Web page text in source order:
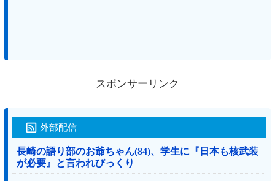
スポンサーリンク
外部配信
長崎の語り部のお爺ちゃん(84)、学生に『日本も核武装
が必要』と言われびっくり